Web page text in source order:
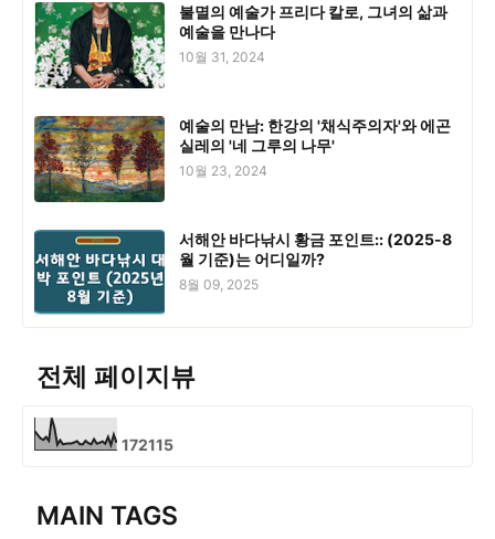
불멸의 예술가 프리다 칼로, 그녀의 삶과
예술을 만나다
10월 31, 2024
예술의 만남: 한강의 '채식주의자'와 에곤
실레의 '네 그루의 나무'
10월 23, 2024
서해안 바다낚시 황금 포인트:: (2025-8
월 기준)는 어디일까?
8월 09, 2025
전체 페이지뷰
172115
MAIN TAGS